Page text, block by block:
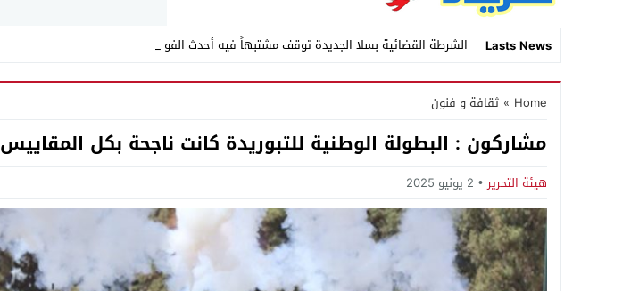
Lasts News
الشرطة القضائية بسلا الجديدة توقف مشتبهاً فيه أحدث الفوضى بإقام _
Stop
Previous
Next
Home
» ثقافة و فنون
مشاركون : البطولة الوطنية للتبوريدة كانت ناجحة بكل المقاييس
هيئة التحرير 2 يونيو 2025